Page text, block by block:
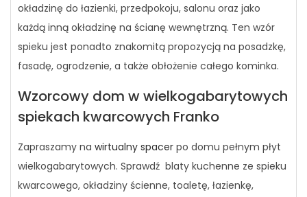
okładzinę do łazienki, przedpokoju, salonu oraz jako
każdą inną okładzinę na ścianę wewnętrzną. Ten wzór
spieku jest ponadto znakomitą propozycją na posadzkę,
fasadę, ogrodzenie, a także obłożenie całego kominka.
Wzorcowy dom w wielkogabarytowych
spiekach kwarcowych Franko
Zapraszamy na wirtualny spacer po domu pełnym płyt
wielkogabarytowych. Sprawdź blaty kuchenne ze spieku
kwarcowego, okładziny ścienne, toaletę, łazienkę,